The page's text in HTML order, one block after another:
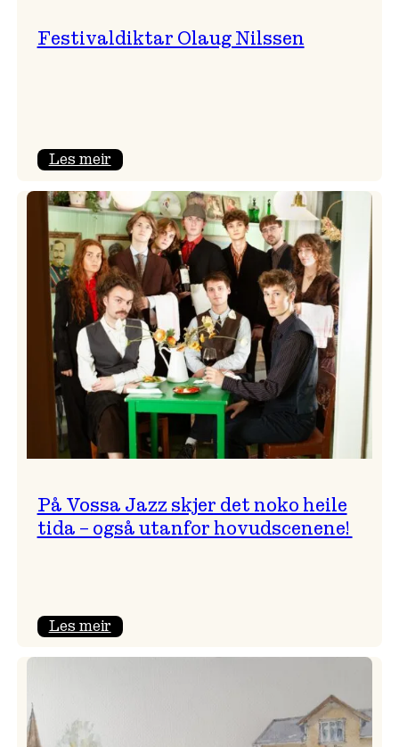
Festivaldiktar Olaug Nilssen
Les meir:
Olaug
Nilssen
På Vossa Jazz skjer det noko heile
tida – også utanfor hovudscenene!
Les meir: